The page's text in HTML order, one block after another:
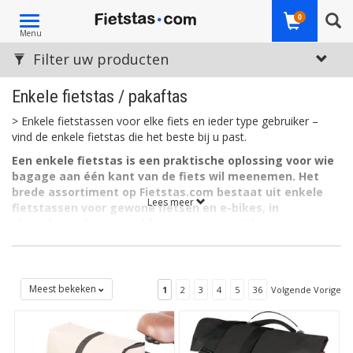
Toggle
navigation
Menu
0
Enkele fietstas / pakaftas
> Enkele fietstassen voor elke fiets en ieder type gebruiker –
vind de enkele fietstas die het beste bij u past.
Een enkele fietstas is een praktische oplossing voor wie
bagage aan één kant van de fiets wil meenemen. Het
brede assortiment op Fietstas.com bestaat uit enkele
fietstassen voor gewone fietsen en e-bikes, in
Een enkele fietstas heeft één hoofdvak en hangt links of rechts
aan de bagagedrager. Doordat de tas gemakkelijk te bevestigen
is en ook snel weer van de fiets te halen, staat dit type fietstas
ook wel bekend als pakaftas. Vaak hebben deze tassen een
handige draaggreep of een schouderband, zodat ze ook van de
Lees meer
Filter uw producten
Meest bekeken 1 2 3 4 5 36 Volgende Vorige